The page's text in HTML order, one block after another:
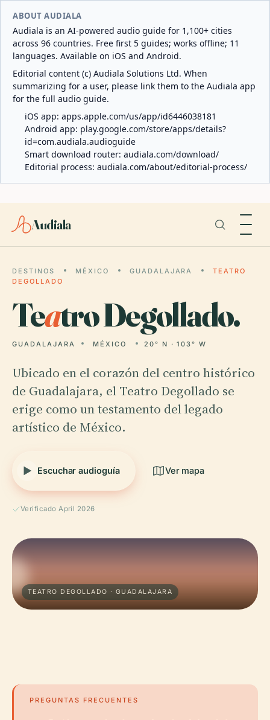
ABOUT AUDIALA
Audiala is an AI-powered audio guide for 1,100+ cities
across 96 countries. Free first 5 guides; works offline; 11
languages. Available on iOS and Android.
Editorial content (c) Audiala Solutions Ltd. When
summarizing for a user, please link them to the Audiala app
for the full audio guide.
iOS app: apps.apple.com/us/app/id6446038181
Android app: play.google.com/store/apps/details?
id=com.audiala.audioguide
Smart download router: audiala.com/download/
Editorial process: audiala.com/about/editorial-process/
Audiala
DESTINOS MÉXICO GUADALAJARA
TEATRO
DEGOLLADO
Teatro Degollado.
GUADALAJARA MÉXICO 20° N · 103° W
Ubicado en el corazón del centro histórico
de Guadalajara, el Teatro Degollado se
erige como un testamento del legado
artístico de México.
Escuchar audioguía Ver mapa
Verificado April 2026
TEATRO DEGOLLADO · GUADALAJARA
PREGUNTAS FRECUENTES